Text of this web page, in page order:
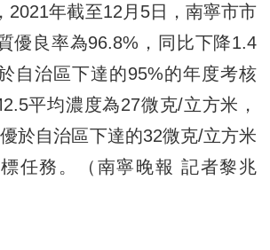
2021年截至12月5日，南寧市市
優良率為96.8%，同比下降1.4
自治區下達的95%的年度考核
平均濃度為27微克/立方米，
於自治區下達的32微克/立方米
任務。（南寧晚報 記者黎兆